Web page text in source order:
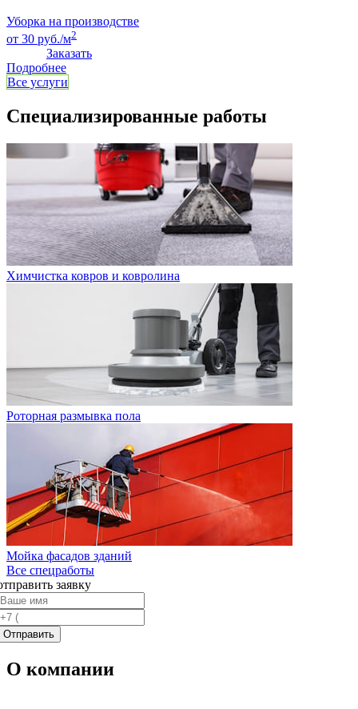
Уборка на производстве
от 30 руб./м2
Заказать
Подробнее
Все услуги
Специализированные работы
Химчистка ковров и ковролина
Роторная размывка пола
Мойка фасадов зданий
Все спецработы
заявку
О компании